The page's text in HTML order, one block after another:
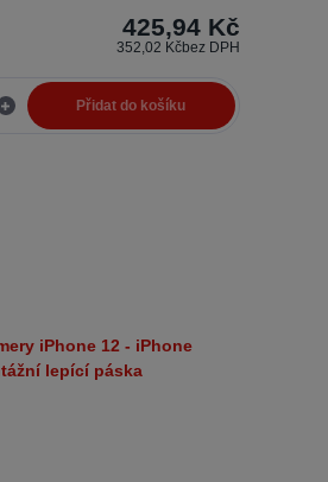
425,94 Kč
352,02 Kčbez DPH
Přidat do košíku